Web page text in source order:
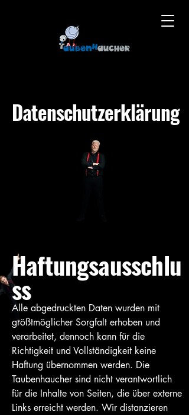
Datenschutzerklärung
Haftungsausschlu
ss
Alle abgedruckten Daten wurden mit
größtmöglicher Sorgfalt erhoben und
verarbeitet, dennoch kann für die
Richtigkeit und Vollständigkeit keine
Haftung übernommen werden. Die
Taubenhaucher sind nicht verantwortlich
für die Inhalte von Seiten, die über externe
Links erreicht werden. Wir distanzieren